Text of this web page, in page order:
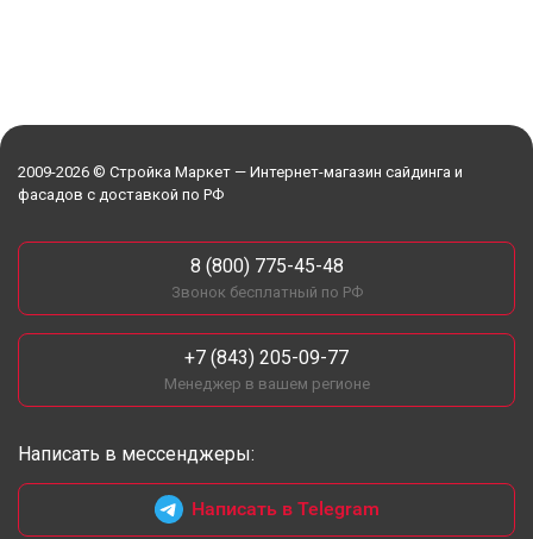
2009-2026 © Стройка Маркет — Интернет-магазин сайдинга и
фасадов с доставкой по РФ
8 (800) 775-45-48
Звонок бесплатный по РФ
+7 (843) 205-09-77
Менеджер в вашем регионе
Написать в мессенджеры:
Написать в Telegram